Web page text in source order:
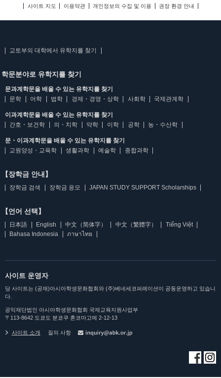
사이트 지도
이용약관 개인정보의 수집 및 이용 권장 환경 안내
교토부의 대학에서 유학지를 찾기
학문분야로 유학지를 찾기
문과계학문을 배울 수 있는 유학지를 찾기
문학
어학 법학 경제・경영・상학 사회학 국제관계학
이과계학문을 배울 수 있는 유학지를 찾기
간호・보건학
의・치학 약학 이학 공학 농・수산학
문・이과계학문을 배울 수 있는 유학지를 찾기
교원양성・교육학
생활과학 예술학 종합과학
【장학금 안내】
장학금 검색 장학금 응모 JAPAN STUDY SUPPORT Scholarships
【언어 선택】
日本語 English 中文（简体字） 中文（繁體字）
Tiếng Việt
Bahasa Indonesia
ภาษาไทย
사이트 운영자
당 사이트는 (공재)아시아학생문화협회와 (주)베네세코퍼레이션이 공동운영하고 있습니
다.
공익재단법인 아시아학생문화협회 국제교육지원사업부
〒113-8642 도쿄도 분쿄쿠 혼코마고메 2-12-13
사이트 소개 질의 사항